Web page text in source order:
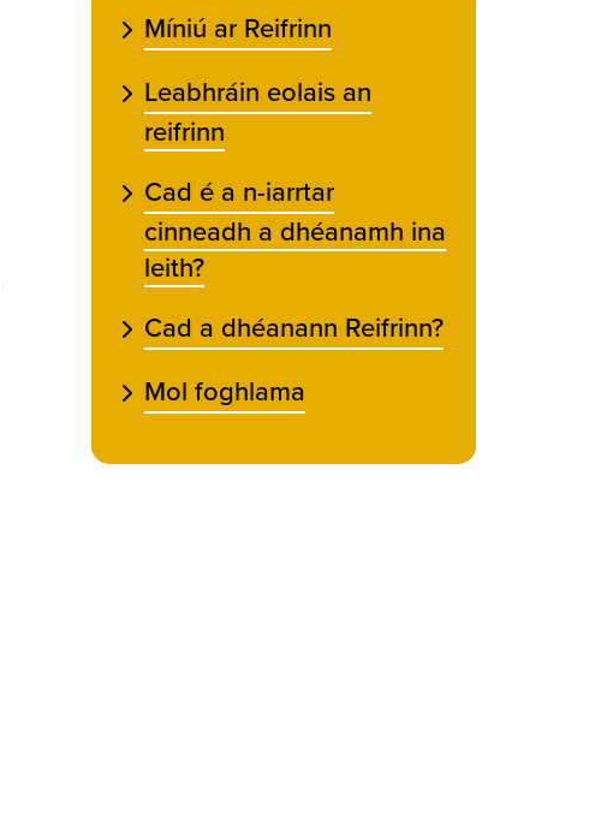
Míniú ar Reifrinn
Leabhráin eolais an
reifrinn
Cad é a n-iarrtar
cinneadh a dhéanamh ina
leith?
Cad a dhéanann Reifrinn?
Mol foghlama